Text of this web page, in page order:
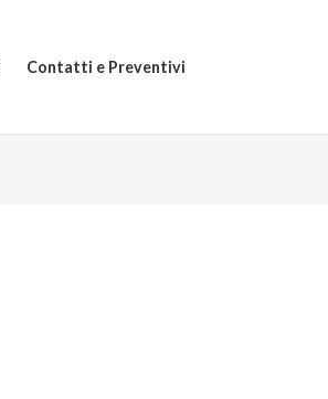
Contatti e Preventivi